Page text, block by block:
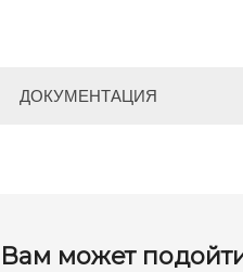
ДОКУМЕНТАЦИЯ
Вам может